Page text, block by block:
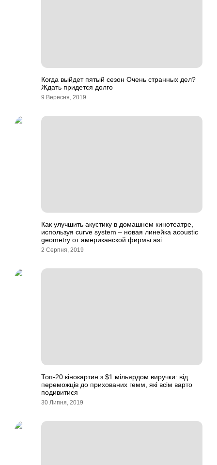
Когда выйдет пятый сезон Очень странных дел?
Ждать придется долго
9 Вересня, 2019
Как улучшить акустику в домашнем кинотеатре,
используя curve system – новая линейка acoustic
geometry от американской фирмы asi
2 Серпня, 2019
Топ-20 кінокартин з $1 мільярдом виручки: від
переможців до прихованих гемм, які всім варто
подивитися
30 Липня, 2019